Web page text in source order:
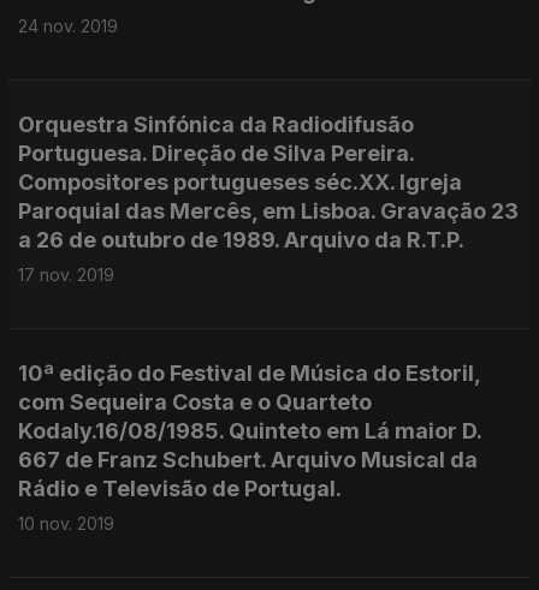
24 nov. 2019
Orquestra Sinfónica da Radiodifusão
Portuguesa. Direção de Silva Pereira.
Compositores portugueses séc.XX. Igreja
Paroquial das Mercês, em Lisboa. Gravação 23
a 26 de outubro de 1989. Arquivo da R.T.P.
17 nov. 2019
10ª edição do Festival de Música do Estoril,
com Sequeira Costa e o Quarteto
Kodaly.16/08/1985. Quinteto em Lá maior D.
667 de Franz Schubert. Arquivo Musical da
Rádio e Televisão de Portugal.
10 nov. 2019